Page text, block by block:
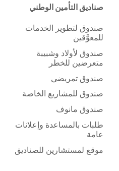
صناديق التأمين الوطني
صندوق لتطوير الخدمات
للمعوَّقين
صندوق لأولاد وشبيبة
متعرضين للخطر
صندوق تمريضي
صندوق للمشاريع الخاصة
صندوق مانوف
طلبات بالمساعدة وإعلانات
عامة
موقع لمستشارين للصناديق